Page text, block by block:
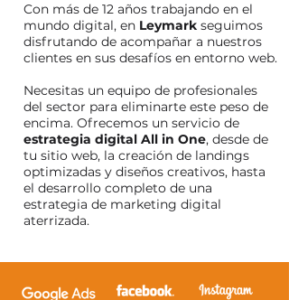
Con más de 12 años trabajando en el
mundo digital, en Leymark seguimos
disfrutando de acompañar a nuestros
clientes en sus desafíos en entorno web.
Necesitas un equipo de profesionales
del sector para eliminarte este peso de
encima. Ofrecemos un servicio de
estrategia digital All in One, desde de
tu sitio web, la creación de landings
optimizadas y diseños creativos, hasta
el desarrollo completo de una
estrategia de marketing digital
aterrizada.